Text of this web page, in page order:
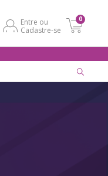
Entre ou
Cadastre-se
0